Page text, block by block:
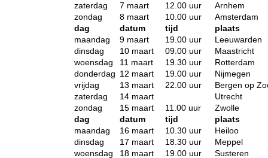
zaterdag
7 maart 12.00 uur
Arnhem
zondag
8 maart 10.00 uur
Amsterdam
dag
datum tijd
plaats
maandag
9 maart 19.00 uur
Leeuwarden
dinsdag
10 maart 09.00 uur
Maastricht
woensdag
11 maart 19.30 uur
Rotterdam
donderdag 12 maart 19.00 uur
Nijmegen
vrijdag
13 maart 22.00 uur
Bergen op
zaterdag
14 maart
Utrecht
zondag
15 maart 11.00 uur
Zwolle
dag
datum tijd
plaats
maandag
16 maart 10.30 uur
Heiloo
dinsdag
17 maart 18.30 uur
Meppel
woensdag
18 maart 19.00 uur Susteren